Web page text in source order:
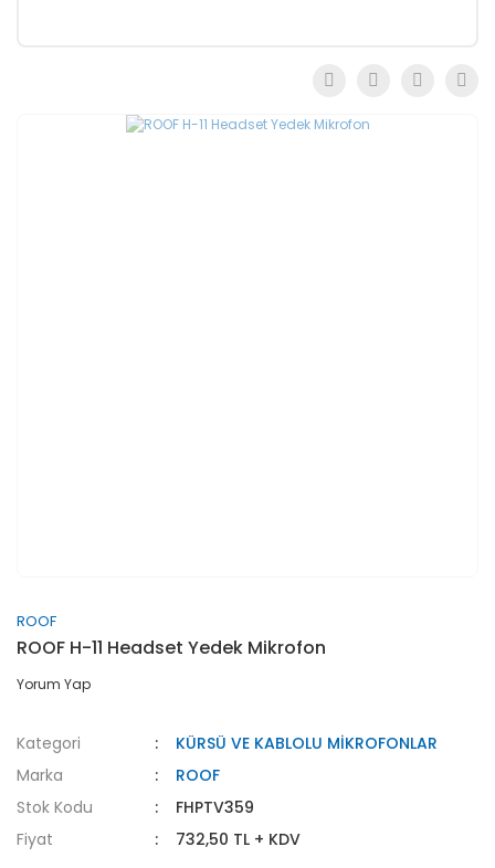
ROOF
ROOF H-11 Headset Yedek Mikrofon
Yorum Yap
Kategori
KÜRSÜ VE KABLOLU MİKROFONLAR
Marka
ROOF
Stok Kodu
FHPTV359
Fiyat
732,50 TL + KDV